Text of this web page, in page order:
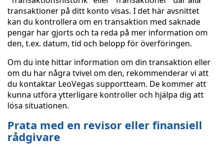
transaktioner på ditt konto visas. I det här avsnittet
kan du kontrollera om en transaktion med saknade
pengar har gjorts och ta reda på mer information om
den, t.ex. datum, tid och belopp för överföringen.
Om du inte hittar information om din transaktion eller
om du har några tvivel om den, rekommenderar vi att
du kontaktar LeoVegas supportteam. De kommer att
kunna utföra ytterligare kontroller och hjälpa dig att
lösa situationen.
Prata med en revisor eller finansiell
rådgivare